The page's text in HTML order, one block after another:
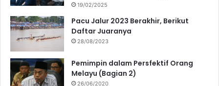
19/02/2025
Pacu Jalur 2023 Berakhir, Berikut
Daftar Juaranya
28/08/2023
Pemimpin dalam Persfektif Orang
Melayu (Bagian 2)
26/06/2020